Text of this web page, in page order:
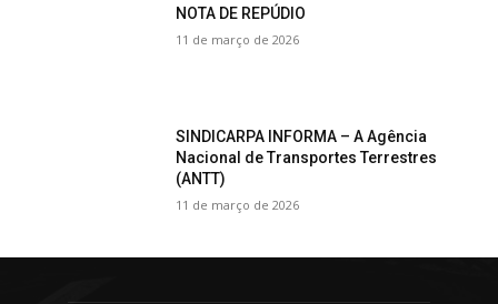
NOTA DE REPÚDIO
11 de março de 2026
SINDICARPA INFORMA – A Agência
Nacional de Transportes Terrestres
(ANTT)
11 de março de 2026